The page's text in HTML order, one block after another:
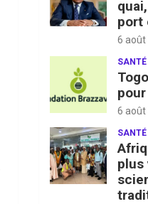
port
6 août
SANTÉ
6 août
SANTÉ
plus